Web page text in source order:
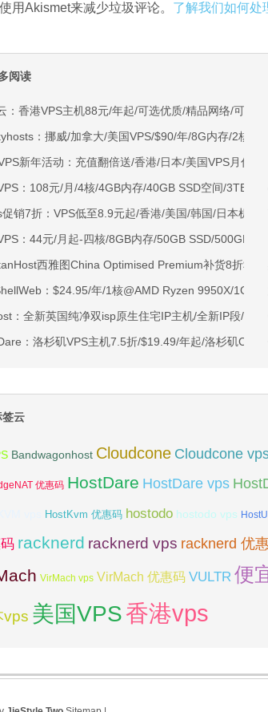
用Akismet来减少垃圾评论。 了解我们如何处
阅读
：香港VPS主机88元/年起/可选优质/精品网络/可选
：挪威/加拿大/美国VPS/$90/年/8G内存/2核/
新年活动：充值翻倍送/香港/日本/美国VPS月付
：108元/月/4核/4GB内存/40GB SSD空间/3TB流
销7折：VPS低至8.9元起/香港/美国/韩国/日本机
：44元/月起-四核/8GB内存/50GB SSD/
西雅图China Optimised Premium补货8折
：$24.95/年/1核@AMD Ryzen 9950X/1GB
：全新英国纯净双isp原生住宅IP主机/全新IP段/全
：洛杉矶VPS主机7.5折/$19.49/年起/洛杉矶CN2
云
Bandwagonhost Cloudcone Cloudcone
优惠码 HostDare HostDare vps
HostKvm 优惠码 hostodo hostodo vps
racknerd racknerd vps racknerd 优
VirMach vps VirMach 优惠码 VULTR 便
vps 美国VPS香港vps